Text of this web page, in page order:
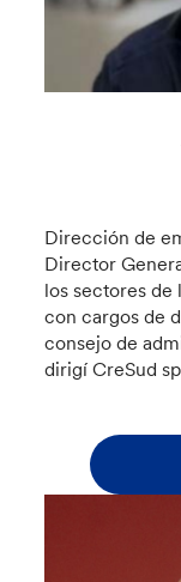
Dirección de
Director
los sectores
con cargos de
consejo de
dirigí CreSud